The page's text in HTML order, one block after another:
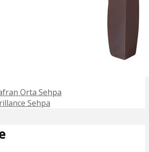
Orta Sehpa
Sehpa